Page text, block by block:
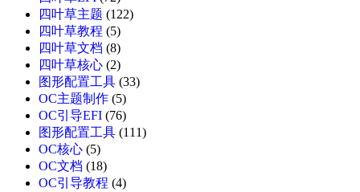
四叶草主题 (122)
四叶草教程 (5)
四叶草文档 (8)
四叶草核心 (2)
图形配置工具 (33)
OC主题制作 (5)
OC引导EFI (76)
图形配置工具 (111)
OC核心 (5)
OC文档 (18)
OC引导教程 (4)